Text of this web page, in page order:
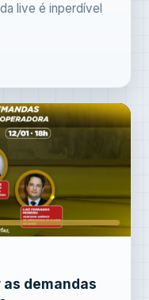
live é inperdível
demandas